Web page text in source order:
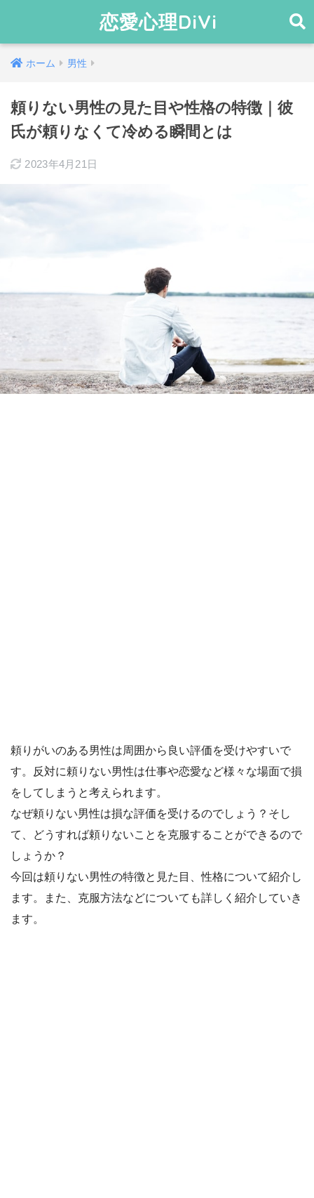
恋愛心理DiVi
ホーム 男性
頼りない男性の見た目や性格の特徴｜彼
氏が頼りなくて冷める瞬間とは
2023年4月21日
頼りがいのある男性は周囲から良い評価を受けやすいで
す。反対に頼りない男性は仕事や恋愛など様々な場面で損
をしてしまうと考えられます。
なぜ頼りない男性は損な評価を受けるのでしょう？そし
て、どうすれば頼りないことを克服することができるので
しょうか？
今回は頼りない男性の特徴と見た目、性格について紹介し
ます。また、克服方法などについても詳しく紹介していき
ます。